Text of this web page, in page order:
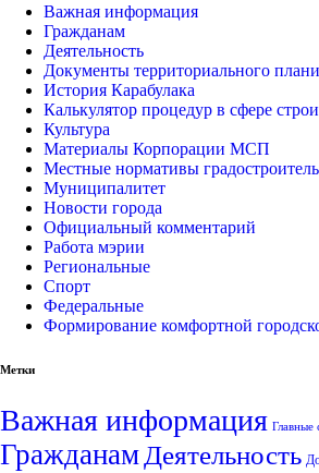
Важная информация
Гражданам
Деятельность
Документы территориального
История Карабулака
Калькулятор процедур в сфере
Культура
Материалы Корпорации МСП
Местные нормативы
Муниципалитет
Новости города
Официальный комментарий
Работа мэрии
Региональные
Спорт
Федеральные
Формирование комфортной
Метки
Важная информация Главные
Гражданам Деятельность